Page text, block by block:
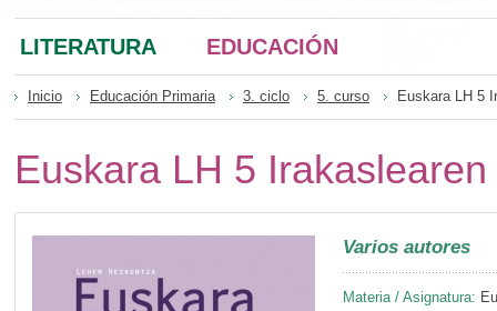
LITERATURA EDUCACIÓN
Inicio Educación Primaria 3. ciclo 5. curso Euskara LH 5
Euskara LH 5
Varios autores
Materia / Asignatura: